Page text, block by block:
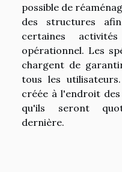
possible de
des structures
certaines
opérationnel. Les
chargent de
tous les
créée à l'endroit
qu'ils seront
dernière.